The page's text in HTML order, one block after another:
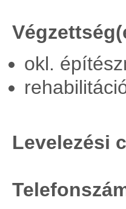
okl.
Levelezési